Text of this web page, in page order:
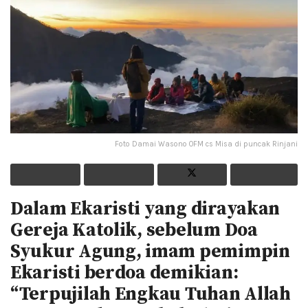
Foto Damai Wasono OFM cs Misa di puncak Rinjani
Dalam Ekaristi yang dirayakan
Gereja Katolik, sebelum Doa
Syukur Agung, imam pemimpin
Ekaristi berdoa demikian:
“Terpujilah Engkau Tuhan Allah